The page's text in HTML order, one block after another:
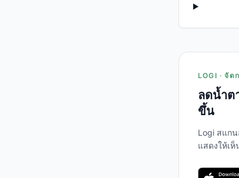
LOGI · จั
ลดน้ำต
ขึ้น
Logi สแก
แสดงให้เ